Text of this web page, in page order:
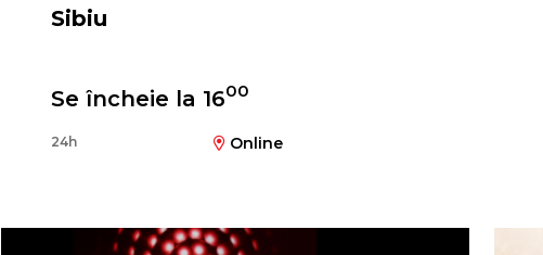
Sibiu
Timofey Kulyabin
Se încheie la 1600
24h Online